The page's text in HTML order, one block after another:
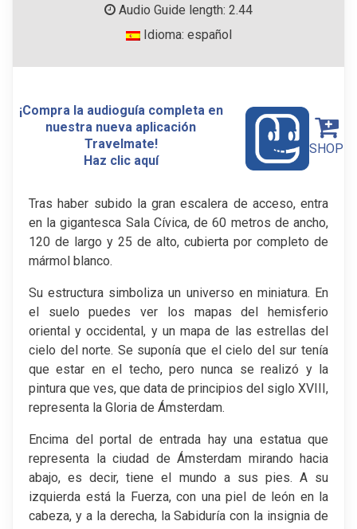
Audio Guide length: 2.44
Idioma: español
¡Compra la audioguía completa en
nuestra nueva aplicación
Travelmate!
Haz clic aquí
SHOP
Tras haber subido la gran escalera de acceso, entra
en la gigantesca Sala Cívica, de 60 metros de ancho,
120 de largo y 25 de alto, cubierta por completo de
mármol blanco.
Su estructura simboliza un universo en miniatura. En
el suelo puedes ver los mapas del hemisferio
oriental y occidental, y un mapa de las estrellas del
cielo del norte. Se suponía que el cielo del sur tenía
que estar en el techo, pero nunca se realizó y la
pintura que ves, que data de principios del siglo XVIII,
representa la Gloria de Ámsterdam.
Encima del portal de entrada hay una estatua que
representa la ciudad de Ámsterdam mirando hacia
abajo, es decir, tiene el mundo a sus pies. A su
izquierda está la Fuerza, con una piel de león en la
cabeza, y a la derecha, la Sabiduría con la insignia de